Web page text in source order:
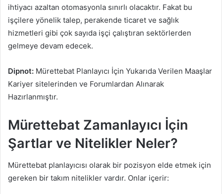
ihtiyacı azaltan otomasyonla sınırlı olacaktır. Fakat bu
işçilere yönelik talep, perakende ticaret ve sağlık
hizmetleri gibi çok sayıda işçi çalıştıran sektörlerden
gelmeye devam edecek.
Dipnot: Mürettebat Planlayıcı İçin Yukarıda Verilen Maaşlar
Kariyer sitelerinden ve Forumlardan Alınarak
Hazırlanmıştır.
Mürettebat Zamanlayıcı İçin
Şartlar ve Nitelikler Neler?
Mürettebat planlayıcısı olarak bir pozisyon elde etmek için
gereken bir takım nitelikler vardır. Onlar içerir: